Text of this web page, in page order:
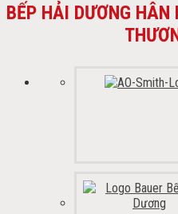
BẾP HẢI DƯƠNG